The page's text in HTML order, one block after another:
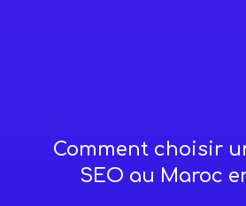
Comment choisir
SEO au Maroc